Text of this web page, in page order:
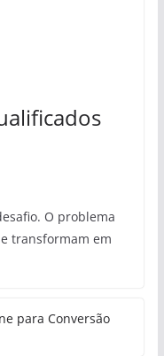
O problema
transformam em
para Conversão